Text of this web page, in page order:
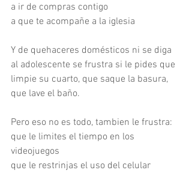
a ir de compras contigo
a que te acompañe a la iglesia
Y de quehaceres domésticos ni se diga
al adolescente se frustra si le pides que
limpie su cuarto, que saque la basura,
que lave el baño.
Pero eso no es todo, tambien le frustra:
que le limites el tiempo en los
videojuegos
que le restrinjas el uso del celular